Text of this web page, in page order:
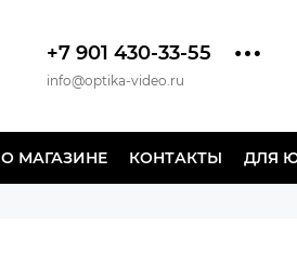
+7 901 430-33-55
info@optika-video.ru
О МАГАЗИНЕ КОНТАКТЫ ДЛЯ